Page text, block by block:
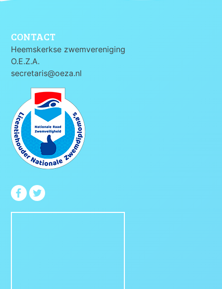
CONTACT
Heemskerkse zwemvereniging
O.E.Z.A.
secretaris@oeza.nl